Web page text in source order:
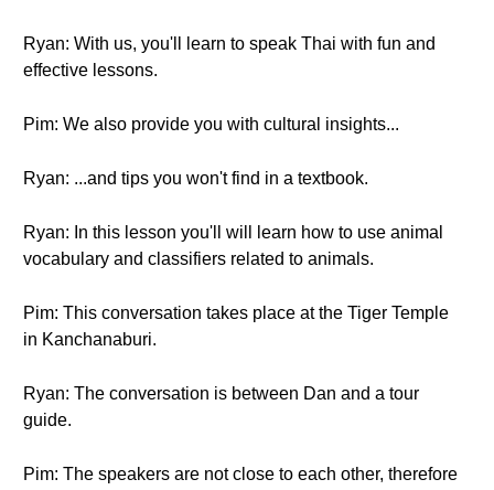
Ryan: With us, you'll learn to speak Thai with fun and
effective lessons.
Pim: We also provide you with cultural insights...
Ryan: ...and tips you won't find in a textbook.
Ryan: In this lesson you'll will learn how to use animal
vocabulary and classifiers related to animals.
Pim: This conversation takes place at the Tiger Temple
in Kanchanaburi.
Ryan: The conversation is between Dan and a tour
guide.
Pim: The speakers are not close to each other, therefore